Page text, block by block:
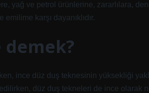
yağ ve petrol ürünlerine, zararlılara,
karşı dayanıklıdır.
ince düz duş teknesinin yüksekliği
düz duş tekneleri de ince olarak